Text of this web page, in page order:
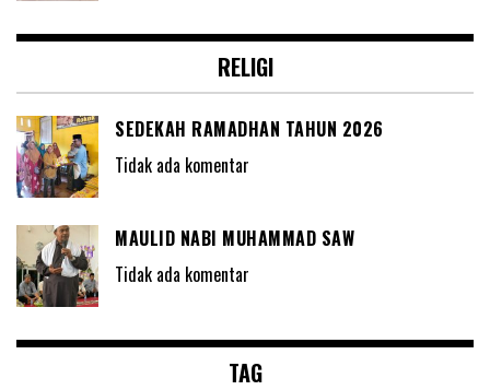
RELIGI
SEDEKAH RAMADHAN TAHUN 2026
Tidak ada komentar
MAULID NABI MUHAMMAD SAW
Tidak ada komentar
TAG